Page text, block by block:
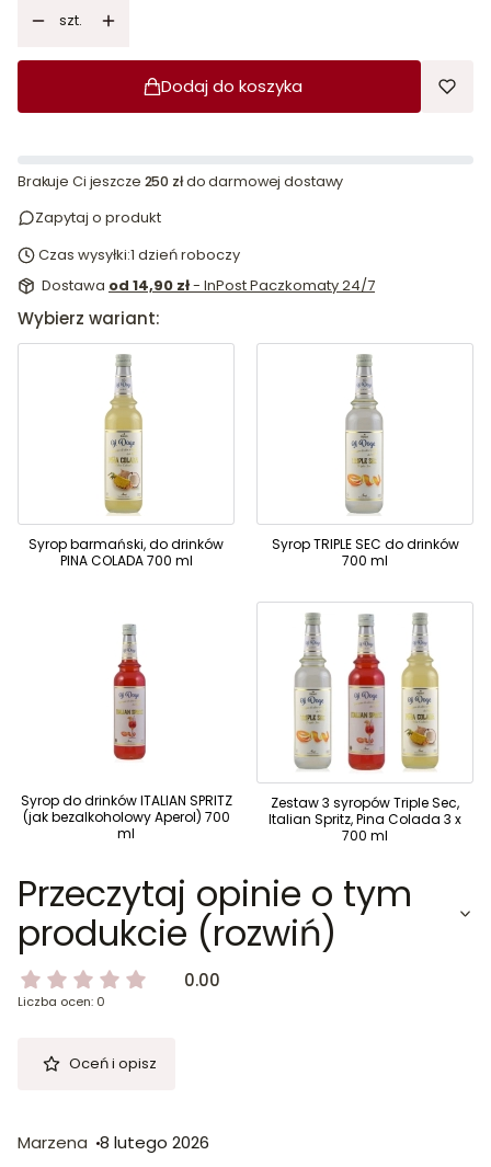
szt.
Dodaj do koszyka
Brakuje Ci jeszcze 250 złdo darmowej dostawy
Zapytaj o produkt
Czas wysyłki:1 dzień roboczy
Dostawa od 14,90 zł- InPost Paczkomaty 24/7
Wybierz wariant:
Syrop barmański, do drinków
PINA COLADA 700 ml
Syrop TRIPLE SEC do drinków
700 ml
Syrop do drinków ITALIAN SPRITZ
(jak bezalkoholowy Aperol) 700
ml
Zestaw 3 syropów Triple Sec,
Italian Spritz, Pina Colada 3 x
700 ml
Przeczytaj opinie o tym
produkcie (rozwiń)
0.00
Liczba ocen: 0
Oceń i opisz
Marzena 8 lutego 2026